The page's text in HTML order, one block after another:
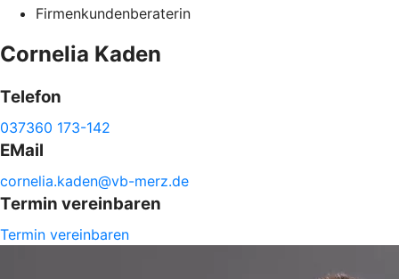
Firmenkundenberaterin
Cornelia Kaden
Telefon
037360 173-142
EMail
cornelia.kaden@vb-merz.de
Termin vereinbaren
Termin vereinbaren